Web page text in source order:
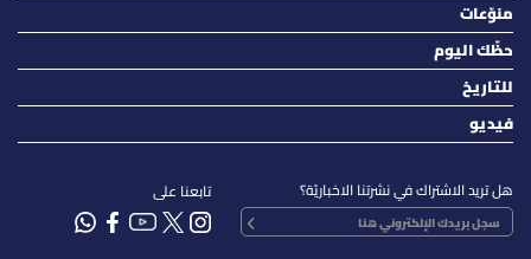
منوّعات
حظّك اليوم
للتاريخ
فيديو
هل تريد الاشتراك في نشرتنا الاخباريّة؟ تابعنا على